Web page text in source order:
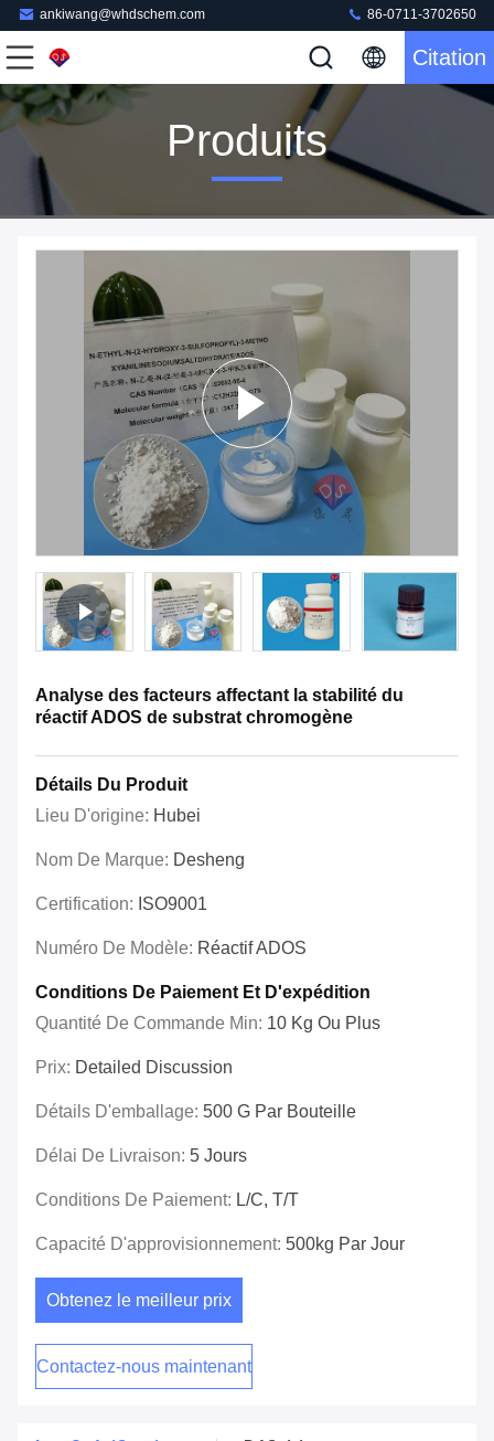
ankiwang@whdschem.com 86-0711-3702650
Citation
Produits
Analyse des facteurs affectant la stabilité du
réactif ADOS de substrat chromogène
Détails Du Produit
Lieu D'origine: Hubei
Nom De Marque: Desheng
Certification: ISO9001
Numéro De Modèle: Réactif ADOS
Conditions De Paiement Et D'expédition
Quantité De Commande Min: 10 Kg Ou Plus
Prix: Detailed Discussion
Détails D'emballage: 500 G Par Bouteille
Délai De Livraison: 5 Jours
Conditions De Paiement: L/C, T/T
Capacité D'approvisionnement: 500kg Par Jour
Obtenez le meilleur prix
Contactez-nous maintenant